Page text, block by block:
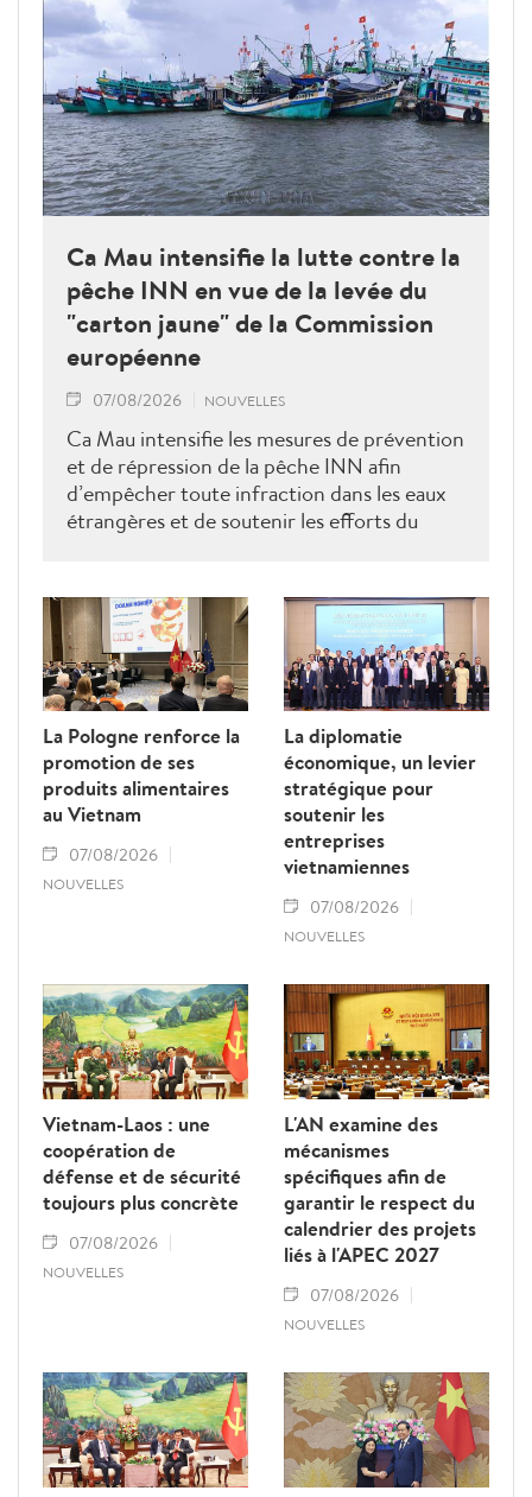
Ca Mau intensifie la lutte contre la
pêche INN en vue de la levée du
"carton jaune" de la Commission
européenne
07/08/2026 NOUVELLES
Ca Mau intensifie les mesures de prévention
et de répression de la pêche INN afin
d’empêcher toute infraction dans les eaux
étrangères et de soutenir les efforts du
La Pologne renforce la
promotion de ses
produits alimentaires
au Vietnam
07/08/2026
NOUVELLES
La diplomatie
économique, un levier
stratégique pour
soutenir les
entreprises
vietnamiennes
07/08/2026
NOUVELLES
Vietnam-Laos : une
coopération de
défense et de sécurité
toujours plus concrète
07/08/2026
NOUVELLES
L'AN examine des
mécanismes
spécifiques afin de
garantir le respect du
calendrier des projets
liés à l'APEC 2027
07/08/2026
NOUVELLES